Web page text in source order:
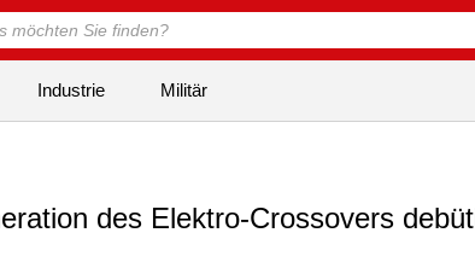
Industrie Militär
des Elektro-Crossovers